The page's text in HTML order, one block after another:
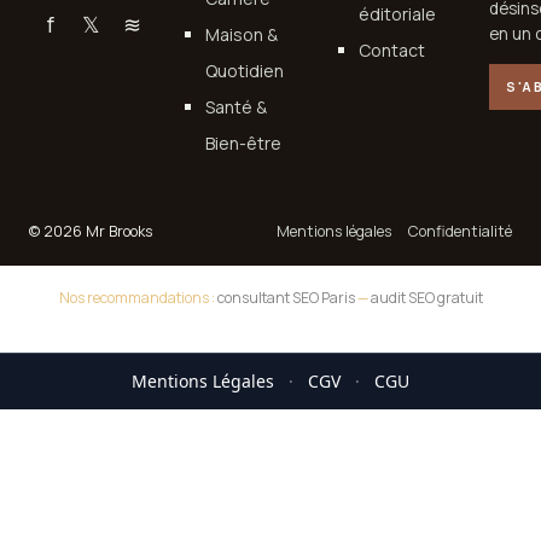
f 𝕏 ≋
Maison &
Quotidien
Santé &
Bien-être
éditoriale
Contact
en un
© 2026 Mr Brooks Mentions légales Confidentialité
Nos recommandations :consultant SEO Paris—audit SEO gratuit
Mentions Légales · CGV · CGU